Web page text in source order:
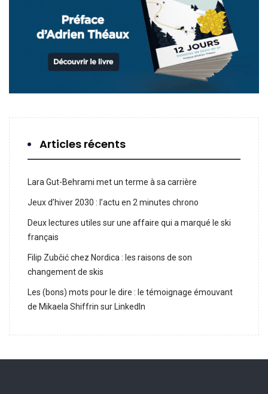
Articles récents
Lara Gut-Behrami met un terme à sa carrière
Jeux d’hiver 2030 : l’actu en 2 minutes chrono
Deux lectures utiles sur une affaire qui a marqué le ski
français
Filip Zubčić chez Nordica : les raisons de son
changement de skis
Les (bons) mots pour le dire : le témoignage émouvant
de Mikaela Shiffrin sur LinkedIn